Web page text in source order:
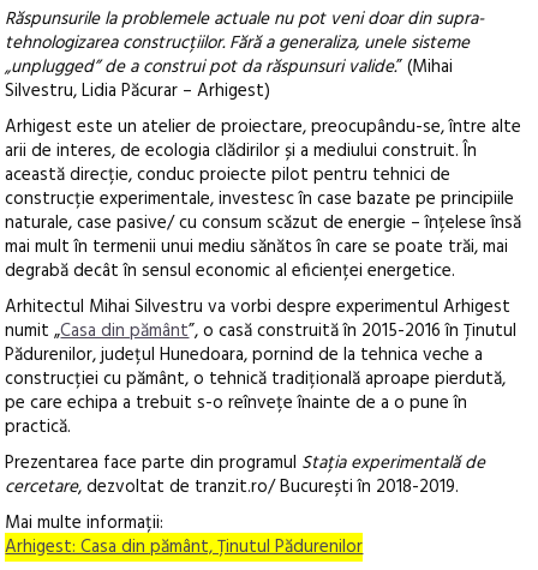
Răspunsurile la problemele actuale nu pot veni doar din supra-
tehnologizarea construcțiilor. Fără a generaliza, unele sisteme
„unplugged” de a construi pot da răspunsuri valide.” (Mihai
Silvestru, Lidia Păcurar – Arhigest)
Arhigest este un atelier de proiectare, preocupându-se, între alte
arii de interes, de ecologia clădirilor și a mediului construit. În
această direcție, conduc proiecte pilot pentru tehnici de
construcție experimentale, investesc în case bazate pe principiile
naturale, case pasive/ cu consum scăzut de energie – înțelese însă
mai mult în termenii unui mediu sănătos în care se poate trăi, mai
degrabă decât în sensul economic al eficienței energetice.
Arhitectul Mihai Silvestru va vorbi despre experimentul Arhigest
numit „Casa din pământ”, o casă construită în 2015-2016 în Ținutul
Pădurenilor, județul Hunedoara, pornind de la tehnica veche a
construcției cu pământ, o tehnică tradițională aproape pierdută,
pe care echipa a trebuit s-o reînvețe înainte de a o pune în
practică.
Prezentarea face parte din programul Stația experimentală de
cercetare, dezvoltat de tranzit.ro/ București în 2018-2019.
Mai multe informații:
Arhigest: Casa din pământ, Ținutul Pădurenilor